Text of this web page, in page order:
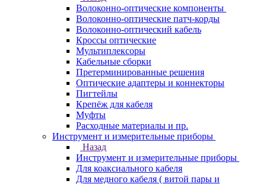
Волоконно-оптические компоненты
Волоконно-оптические патч-корды
Волоконно-оптический кабель
Кроссы оптические
Мультиплексоры
Кабельные сборки
Претерминированные решения
Оптические адаптеры и коннекторы
Пигтейлы
Крепёж для кабеля
Муфты
Расходные материалы и пр.
Инструмент и измерительные приборы
Назад
Инструмент и измерительные приборы
Для коаксиального кабеля
Для медного кабеля ( витой пары и